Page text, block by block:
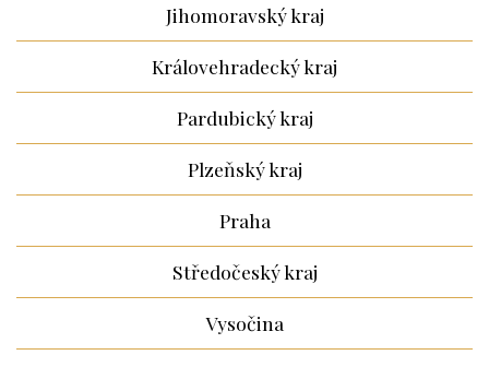
Jihomoravský kraj
Královehradecký kraj
Pardubický kraj
Plzeňský kraj
Praha
Středočeský kraj
Vysočina